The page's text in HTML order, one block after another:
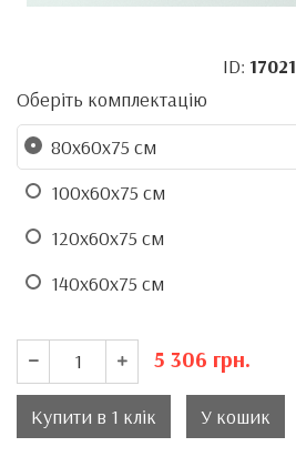
ID: 17021
Оберіть комплектацію
80х60х75 см
100х60х75 см
120х60х75 см
140х60х75 см
5 306 грн.
Купити в 1 клік У кошик